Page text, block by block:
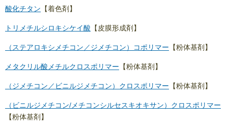
酸化チタン 【着色剤】
トリメチルシロキシケイ酸 【皮膜形成剤】
（ステアロキシメチコン／ジメチコン）コポリマー 【粉体基剤】
メタクリル酸メチルクロスポリマー 【粉体基剤】
（ジメチコン／ビニルジメチコン）クロスポリマー 【粉体基剤】
（ビニルジメチコン/メチコンシルセスキオキサン）クロスポリマー
【粉体基剤】